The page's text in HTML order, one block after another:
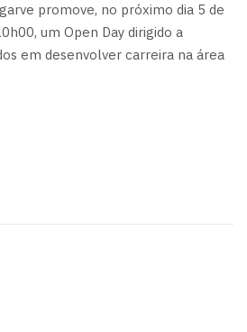
promove, no próximo dia 5 de
um Open Day dirigido a
em desenvolver carreira na área